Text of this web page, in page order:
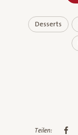
Desserts
Teilen: